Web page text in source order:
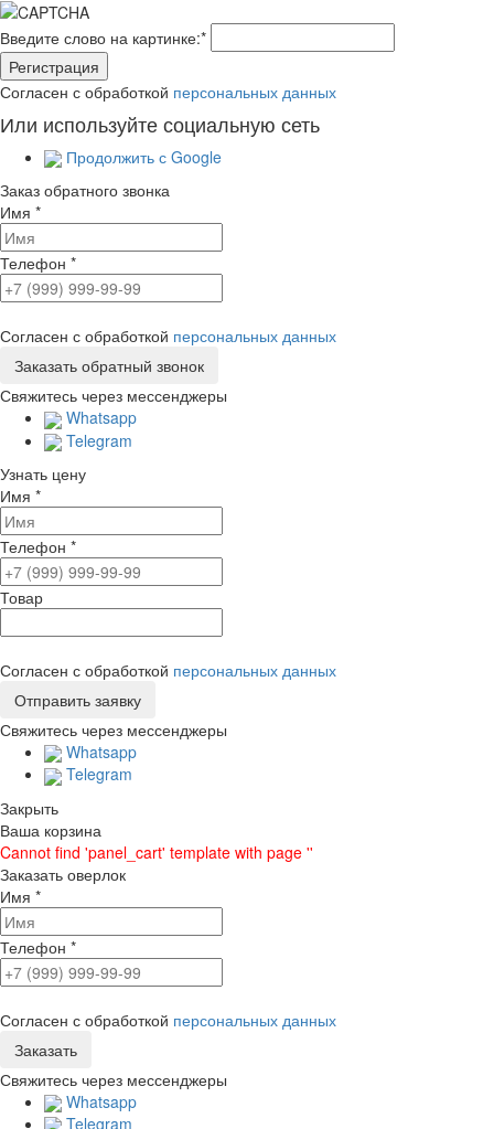
Введите слово на картинке:*
Согласен с обработкой персональных данных
Или используйте социальную сеть
Продолжить с Google
Заказ обратного звонка
Имя *
Телефон *
Согласен с обработкой персональных данных
Свяжитесь через мессенджеры
Whatsapp
Telegram
Узнать цену
Имя *
Телефон *
Товар
Согласен с обработкой персональных данных
Свяжитесь через мессенджеры
Whatsapp
Telegram
Закрыть
Ваша корзина
Cannot find 'panel_cart' template with page ''
Заказать оверлок
Имя *
Телефон *
Согласен с обработкой персональных данных
Свяжитесь через мессенджеры
Whatsapp
Telegram